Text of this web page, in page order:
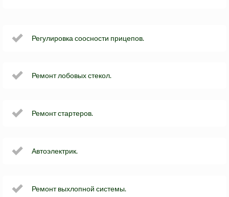
Регулировка соосности прицепов.
Ремонт лобовых стекол.
Ремонт стартеров.
Автоэлектрик.
Ремонт выхлопной системы.